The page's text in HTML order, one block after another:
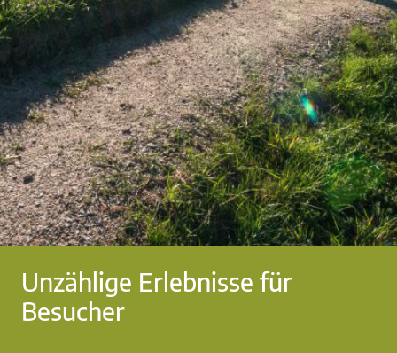
Unzählige Erlebnisse für
Besucher